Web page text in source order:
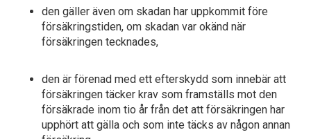
den gäller även om skadan har uppkommit före
försäkringstiden, om skadan var okänd när
försäkringen tecknades,
den är förenad med ett efterskydd som innebär att
försäkringen täcker krav som framställs mot den
försäkrade inom tio år från det att försäkringen har
upphört att gälla och som inte täcks av någon annan